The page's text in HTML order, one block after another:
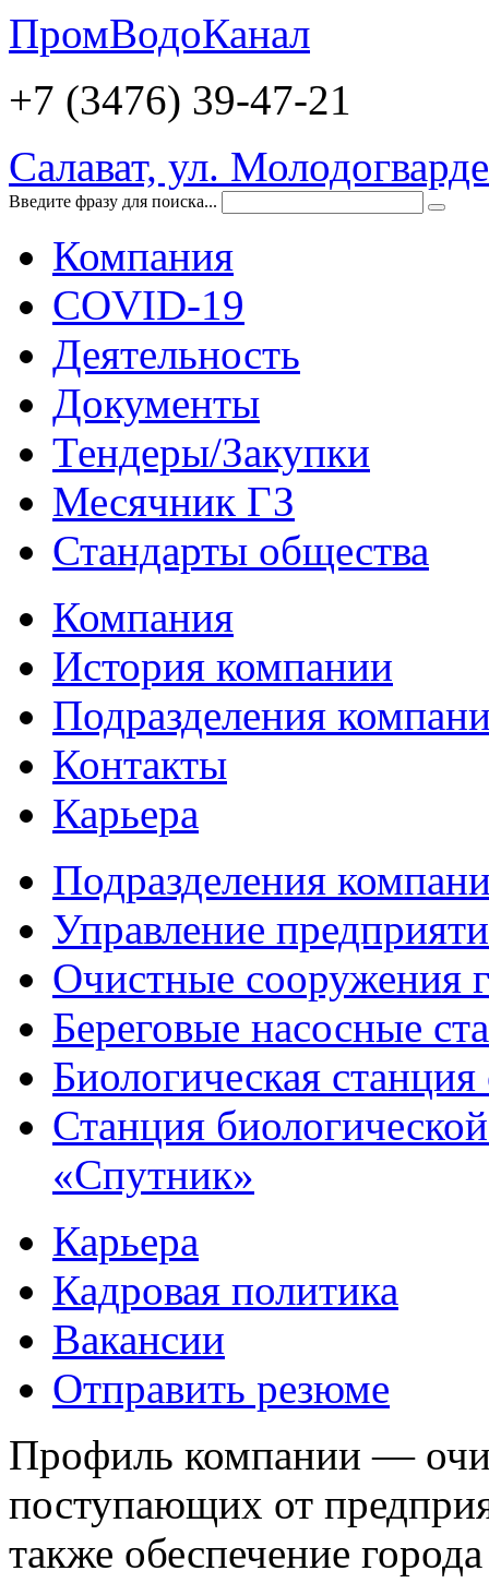
ПромВодоКанал
+7 (3476) 39-47-21
Салават, ул.
Введите фразу для поиска...
Компания
COVID-19
Деятельность
Документы
Тендеры/Закупки
Месячник ГЗ
Стандарты общества
Компания
История компании
Подразделения
Контакты
Карьера
Подразделения
Управление
Очистные сооружения
Береговые насосные
Биологическая
Станция
«Спутник»
Карьера
Кадровая политика
Вакансии
Отправить резюме
Профиль компании —
поступающих от
также обеспечение